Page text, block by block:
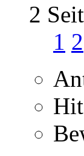
2
1 2